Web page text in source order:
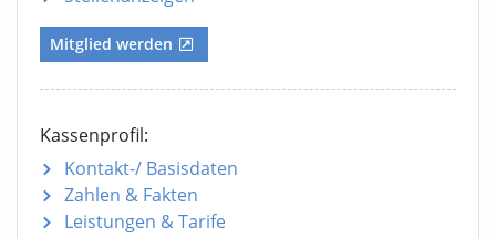
Mitglied werden
Kassenprofil:
Kontakt-/ Basisdaten
Zahlen & Fakten
Leistungen & Tarife